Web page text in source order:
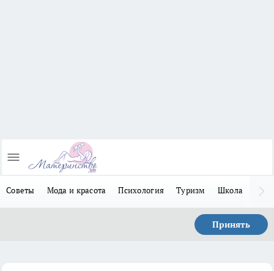
Советы Мода и красота Психология Туризм Школа
Принять